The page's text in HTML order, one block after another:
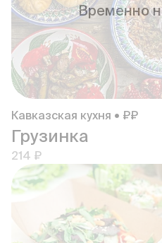
Временно
Кавказская кухня • ₽₽
Грузинка
214 ₽